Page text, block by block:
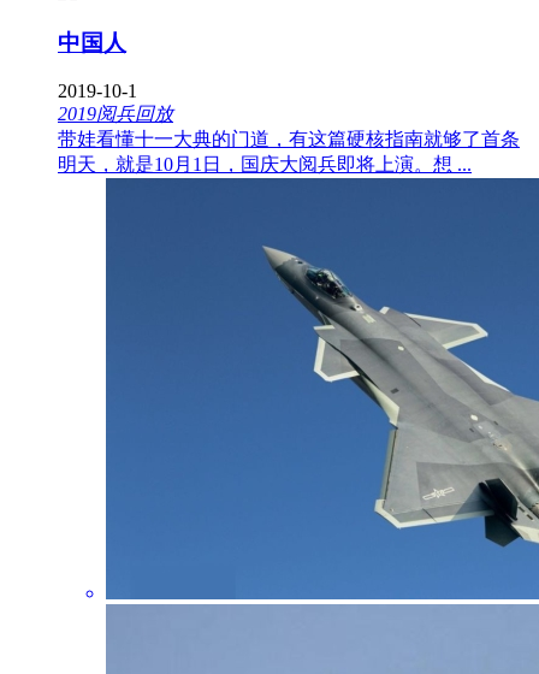
中国人
2019-10-1
2019阅兵回放
带娃看懂十一大典的门道，有这篇硬核指南就够了首条
明天，就是10月1日，国庆大阅兵即将上演。想 ...